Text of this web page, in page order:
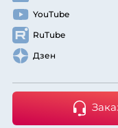
YouTube
RuTube
Дзен